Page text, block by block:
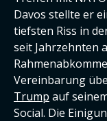
Davos stellte er
tiefsten Riss in
seit Jahrzehnten
Vereinbarung
Trump auf
Social. Die